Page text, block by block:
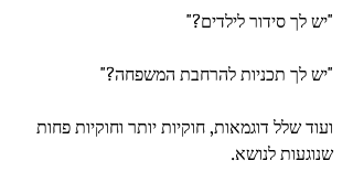
"יש לך סידור לילדים?"
"יש לך תכניות להרחבת המשפחה?"
ועוד שלל דוגמאות, חוקיות יותר וחוקיות פחות
שנוגעות לנושא.